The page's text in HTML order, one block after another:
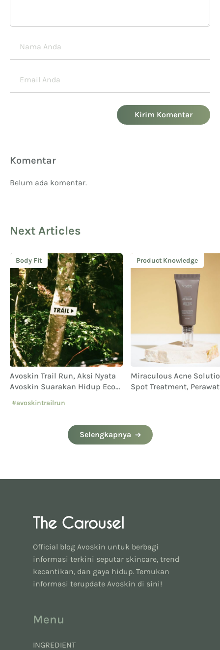
Kirim Komentar
Komentar
Belum ada komentar.
Next Articles
Body Fit
Avoskin Trail Run, Aksi Nyata
Avoskin Suarakan Hidup Eco
#avoskintrailrun
Product Knowledge
Miraculous Acne
Spot Treatment,
Selengkapnya
Official blog Avoskin untuk berbagi
informasi terkini seputar skincare, trend
kecantikan, dan gaya hidup. Temukan
informasi terupdate Avoskin di sini!
Menu
INGREDIENT